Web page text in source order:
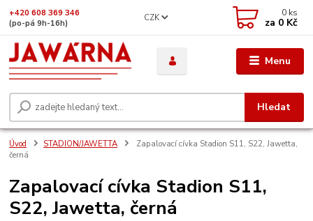
Menu
CZK
Hledat
+420 608 369 346
(po-pá 9h-16h)
0 ks
za 0 Kč
Úvod STADION/JAWETTA
Zapalovací cívka Stadion S11, S22, Jawetta,
černá
Zapalovací cívka Stadion S11,
S22, Jawetta, černá